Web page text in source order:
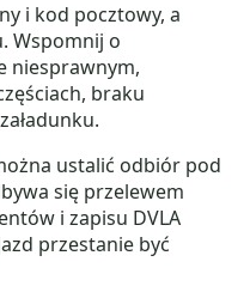
i kod pocztowy, a
Wspomnij o
niesprawnym,
braku
ustalić odbiór pod
się przelewem
i zapisu DVLA
przestanie być